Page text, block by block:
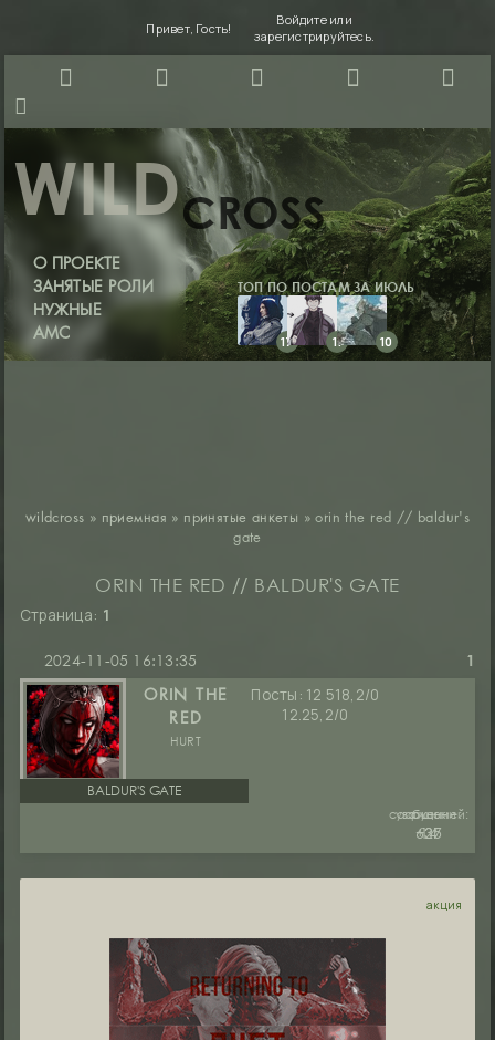
О ПРОЕКТЕ
ЗАНЯТЫЕ РОЛИ
НУЖНЫЕ
АМС
WILDCROSS
ТОП ПО ПОСТАМ ЗА ИЮЛЬ
17 11 10
Привет, Гость! Войдитеили
зарегистрируйтесь.
wildcross » приемная » принятые анкеты »orin the red // baldur's
gate
ORIN THE RED // BALDUR'S GATE
Страница: 1
1
2024-11-05 16:13:35
ORIN THE
RED
HURT
BALDUR'S GATE
руны:
635
сообщений:
14
уважение:
+27
Посты: 12 518,2/0
12.25,2/0
акция